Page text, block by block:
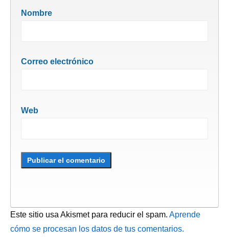
Nombre
Correo electrónico
Web
Este sitio usa Akismet para reducir el spam. Aprende
cómo se procesan los datos de tus comentarios.